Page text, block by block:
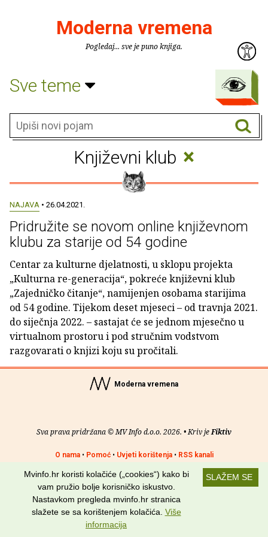
Moderna vremena
Pogledaj... sve je puno knjiga.
Sve teme
Književni klub ×
NAJAVA • 26.04.2021.
Pridružite se novom online književnom
klubu za starije od 54 godine
Centar za kulturne djelatnosti, u sklopu projekta
„Kulturna re-generacija“, pokreće književni klub
„Zajedničko čitanje“, namijenjen osobama starijima
od 54 godine. Tijekom deset mjeseci – od travnja 2021.
do siječnja 2022. – sastajat će se jednom mjesečno u
virtualnom prostoru i pod stručnim vodstvom
razgovarati o knjizi koju su pročitali.
Moderna vremena
Sva prava pridržana © MV Info d.o.o. 2026. • Kriv jeFiktiv
O nama• Pomoć• Uvjeti korištenja• RSS kanali
Potraži nas na: SLAŽEM SE
Mvinfo.hr koristi kolačiće („cookies“) kako bi
vam pružio bolje korisničko iskustvo.
Nastavkom pregleda mvinfo.hr stranica
slažete se sa korištenjem kolačića. Više
informacija